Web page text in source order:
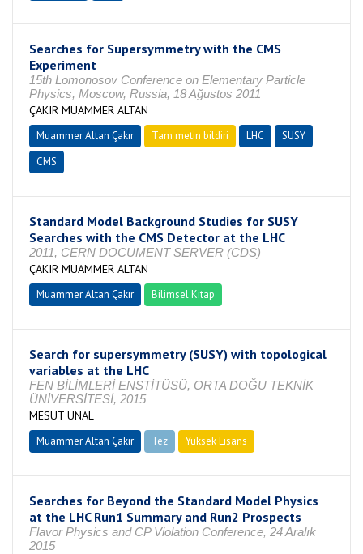
Searches for Supersymmetry with the CMS
Experiment
15th Lomonosov Conference on Elementary Particle
Physics, Moscow, Russia, 18 Ağustos 2011
ÇAKIR MUAMMER ALTAN
Muammer Altan Çakır Tam metin bildiri LHC
SUSY
CMS
Standard Model Background Studies for SUSY
Searches with the CMS Detector at the LHC
2011, CERN DOCUMENT SERVER (CDS)
ÇAKIR MUAMMER ALTAN
Muammer Altan Çakır Bilimsel Kitap
Search for supersymmetry (SUSY) with topological
variables at the LHC
FEN BİLİMLERİ ENSTİTÜSÜ, ORTA DOĞU TEKNİK
ÜNİVERSİTESİ, 2015
MESUT ÜNAL
Muammer Altan Çakır Tez Yüksek Lisans
Searches for Beyond the Standard Model Physics
at the LHC Run1 Summary and Run2 Prospects
Flavor Physics and CP Violation Conference, 24 Aralık
2015